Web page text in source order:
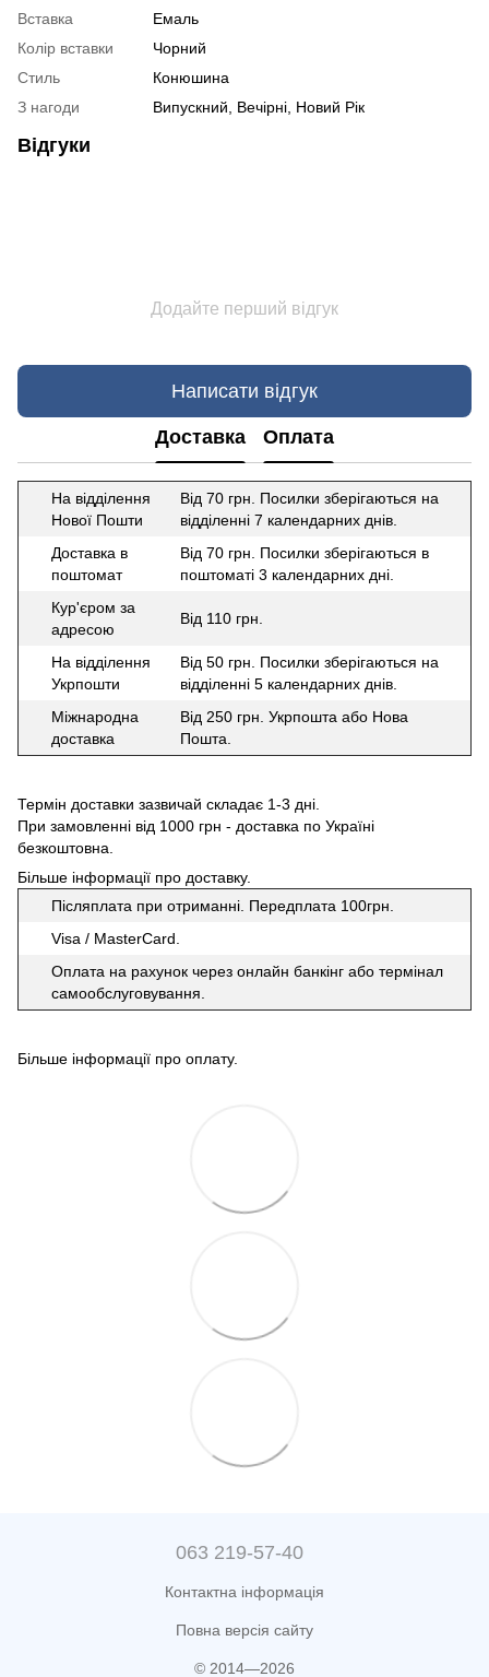
Вставка
Емаль
Колір вставки
Чорний
Стиль
Конюшина
З нагоди
Випускний, Вечірні, Новий Рік
Відгуки
Додайте перший відгук
Написати відгук
Доставка Оплата
На відділення
Нової Пошти
Від 70 грн. Посилки зберігаються на
відділенні 7 календарних днів.
Доставка в
поштомат
Від 70 грн. Посилки зберігаються в
поштоматі 3 календарних дні.
Кур'єром за
адресою
Від 110 грн.
На відділення
Укрпошти
Від 50 грн. Посилки зберігаються на
відділенні 5 календарних днів.
Міжнародна
доставка
Від 250 грн. Укрпошта або Нова
Пошта.
Термін доставки зазвичай складає 1-3 дні.
При замовленні від 1000 грн - доставка по Україні
безкоштовна.
Більше інформації про доставку.
Післяплата при отриманні. Передплата 100грн.
Visa / MasterCard.
Оплата на рахунок через онлайн банкінг або термінал
самообслуговування.
Більше інформації про оплату.
063 219-57-40
Контактна інформація
Повна версія сайту
© 2014—2026